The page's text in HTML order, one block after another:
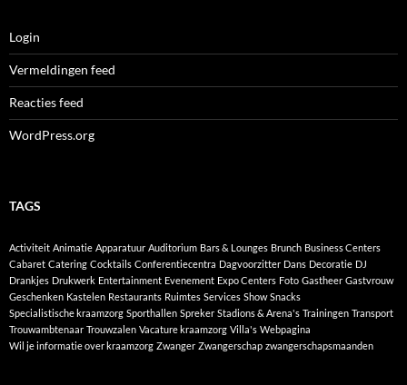
Login
Vermeldingen feed
Reacties feed
WordPress.org
TAGS
Activiteit Animatie Apparatuur Auditorium Bars & Lounges Brunch Business Centers
Cabaret Catering Cocktails Conferentiecentra Dagvoorzitter Dans Decoratie DJ
Drankjes Drukwerk Entertainment Evenement Expo Centers Foto Gastheer Gastvrouw
Geschenken Kastelen Restaurants Ruimtes Services Show Snacks
Specialistische kraamzorg Sporthallen Spreker Stadions & Arena's Trainingen Transport
Trouwambtenaar Trouwzalen Vacature kraamzorg Villa's Webpagina
Wil je informatie over kraamzorg Zwanger Zwangerschap zwangerschapsmaanden